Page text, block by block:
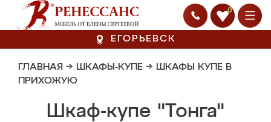
0
ЕГОРЬЕВСК
ГЛАВНАЯ → ШКАФЫ-КУПЕ → ШКАФЫ КУПЕ В
ПРИХОЖУЮ
Шкаф-купе "Тонга"